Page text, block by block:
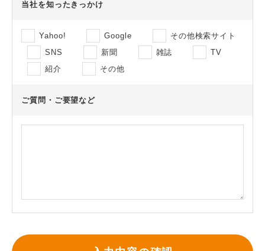
当社を知ったきっかけ
Yahoo! Google
その他検索サイト
SNS
新聞 雑誌
TV
紹介
その他
ご質問・ご要望など